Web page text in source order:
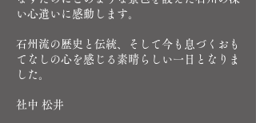
い心遣いに感動します。
石州流の歴史と伝統、そして今も息づくおも
てなしの心を感じる素晴らしい一日となりま
した。
社中 松井